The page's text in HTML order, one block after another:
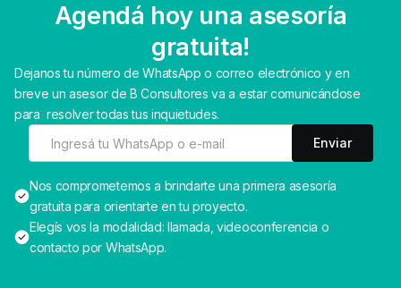
Agendá hoy una asesoría
gratuita!
Dejanos tu número de WhatsApp o correo electrónico y en
breve un asesor de B Consultores va a estar comunicándose
para resolver todas tus inquietudes.
Nos comprometemos a brindarte una primera asesoría
gratuita para orientarte en tu proyecto.
Elegís vos la modalidad: llamada, videoconferencia o
contacto por WhatsApp.